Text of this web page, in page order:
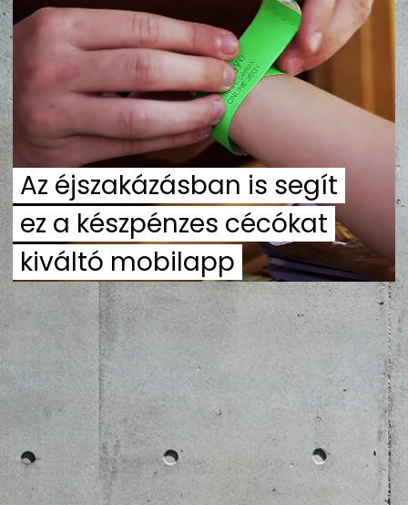
KULT
UTCA
ZENE
MÉDIAAJÁNLAT
IMPRESSZUM
PR-ARCHÍVUM
ADATKEZELÉSI TÁJÉKOZTATÓ
Az éjszakázásban is segít
ez a készpénzes cécókat
kiváltó mobilapp